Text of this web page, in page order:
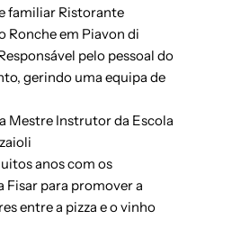
familiar Ristorante
Ronche em Piavon di
pelo pessoal do
gerindo uma equipa de
Mestre Instrutor da Escola
anos com os
Fisar para promover a
entre a pizza e o vinho